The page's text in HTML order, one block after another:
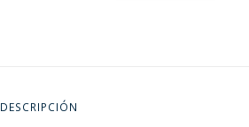
DESCRIPCIÓN